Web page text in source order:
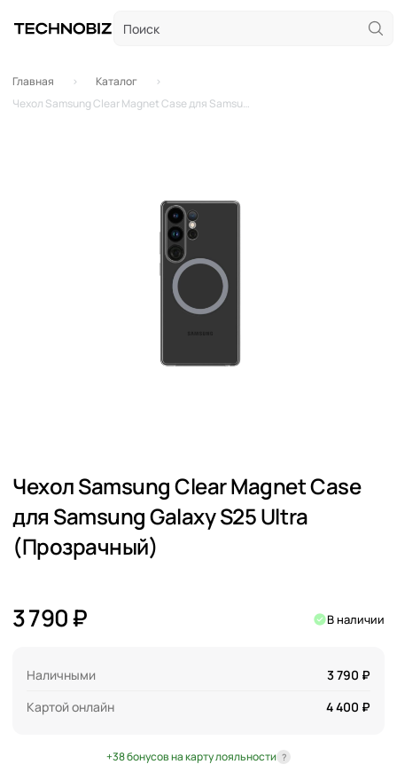
Главная
Каталог
Чехол Samsung Clear Magnet Case для Samsung Galaxy S25 Ultra (Прозрачный)
Чехол Samsung Clear Magnet Case
для Samsung Galaxy S25 Ultra
(Прозрачный)
3 790 ₽ В наличии
Наличными
3 790 ₽
Картой онлайн
4 400 ₽
+38 бонусов на карту лояльности ?